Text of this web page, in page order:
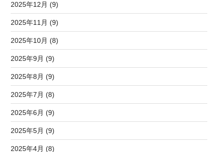
2025年12月 (9)
2025年11月 (9)
2025年10月 (8)
2025年9月 (9)
2025年8月 (9)
2025年7月 (8)
2025年6月 (9)
2025年5月 (9)
2025年4月 (8)